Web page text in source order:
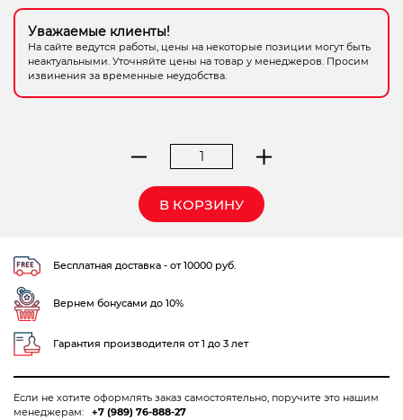
Уважаемые клиенты!
На сайте ведутся работы, цены на некоторые позиции могут быть
неактуальными. Уточняйте цены на товар у менеджеров. Просим
извинения за временные неудобства.
Количество
Децис
В КОРЗИНУ
Бесплатная доставка - от 10000 руб.
Вернем бонусами до 10%
Гарантия производителя от 1 до 3 лет
Если не хотите оформлять заказ самостоятельно, поручите это нашим
менеджерам:
+7 (989) 76-888-27